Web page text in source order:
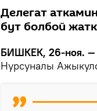
Делегат
бут болбой
БИШКЕК, 26-ноя. —
Нурсуналы